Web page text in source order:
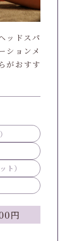
円
ッドスパ
ションメ
がおすす
ト）